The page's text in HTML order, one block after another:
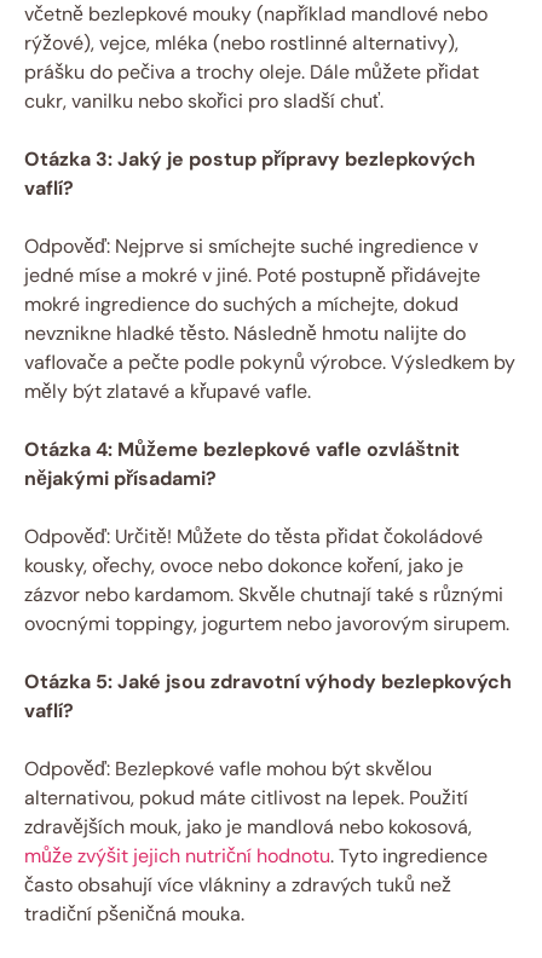
včetně bezlepkové mouky (například mandlové nebo
rýžové), vejce, mléka (nebo rostlinné alternativy),
prášku do pečiva a trochy oleje. Dále můžete přidat
cukr, vanilku nebo skořici pro sladší chuť.
Otázka 3: Jaký je postup přípravy bezlepkových
vaflí?
Odpověď: Nejprve si smíchejte suché ingredience v
jedné míse a mokré v jiné. Poté postupně přidávejte
mokré ingredience do suchých a míchejte, dokud
nevznikne hladké těsto. Následně hmotu nalijte do
vaflovače a pečte podle pokynů výrobce. Výsledkem by
měly být zlatavé a křupavé vafle.
Otázka 4: Můžeme bezlepkové vafle ozvláštnit
nějakými přísadami?
Odpověď: Určitě! Můžete do těsta přidat čokoládové
kousky, ořechy, ovoce nebo dokonce koření, jako je
zázvor nebo kardamom. Skvěle chutnají také s různými
ovocnými toppingy, jogurtem nebo javorovým sirupem.
Otázka 5: Jaké jsou zdravotní výhody bezlepkových
vaflí?
Odpověď: Bezlepkové vafle mohou být skvělou
alternativou, pokud máte citlivost na lepek. Použití
zdravějších mouk, jako je mandlová nebo kokosová,
může zvýšit jejich nutriční hodnotu. Tyto ingredience
často obsahují více vlákniny a zdravých tuků než
tradiční pšeničná mouka.